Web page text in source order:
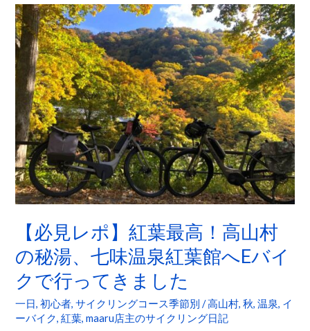
【必見レポ】紅葉最高！高山村
の秘湯、七味温泉紅葉館へEバイ
クで行ってきました
一日,初心者,サイクリングコース季節別 /高山村,秋,温泉, イ
ーバイク,紅葉,maaru店主のサイクリング日記
【必
見
レ
ポ】
葉
最
高！
高
山
村
湯、
七
味